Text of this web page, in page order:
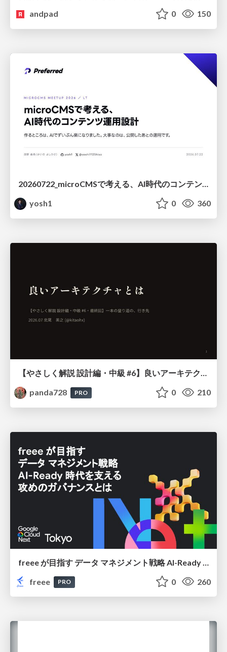
andpad
0 150
yosh1
0 360
【やさしく解説 設計編・中級 #6】良いアーキテクチャとは ～ 一本の登り道の、行き先 ～
panda728
PRO 0 210
freee
PRO 0 260